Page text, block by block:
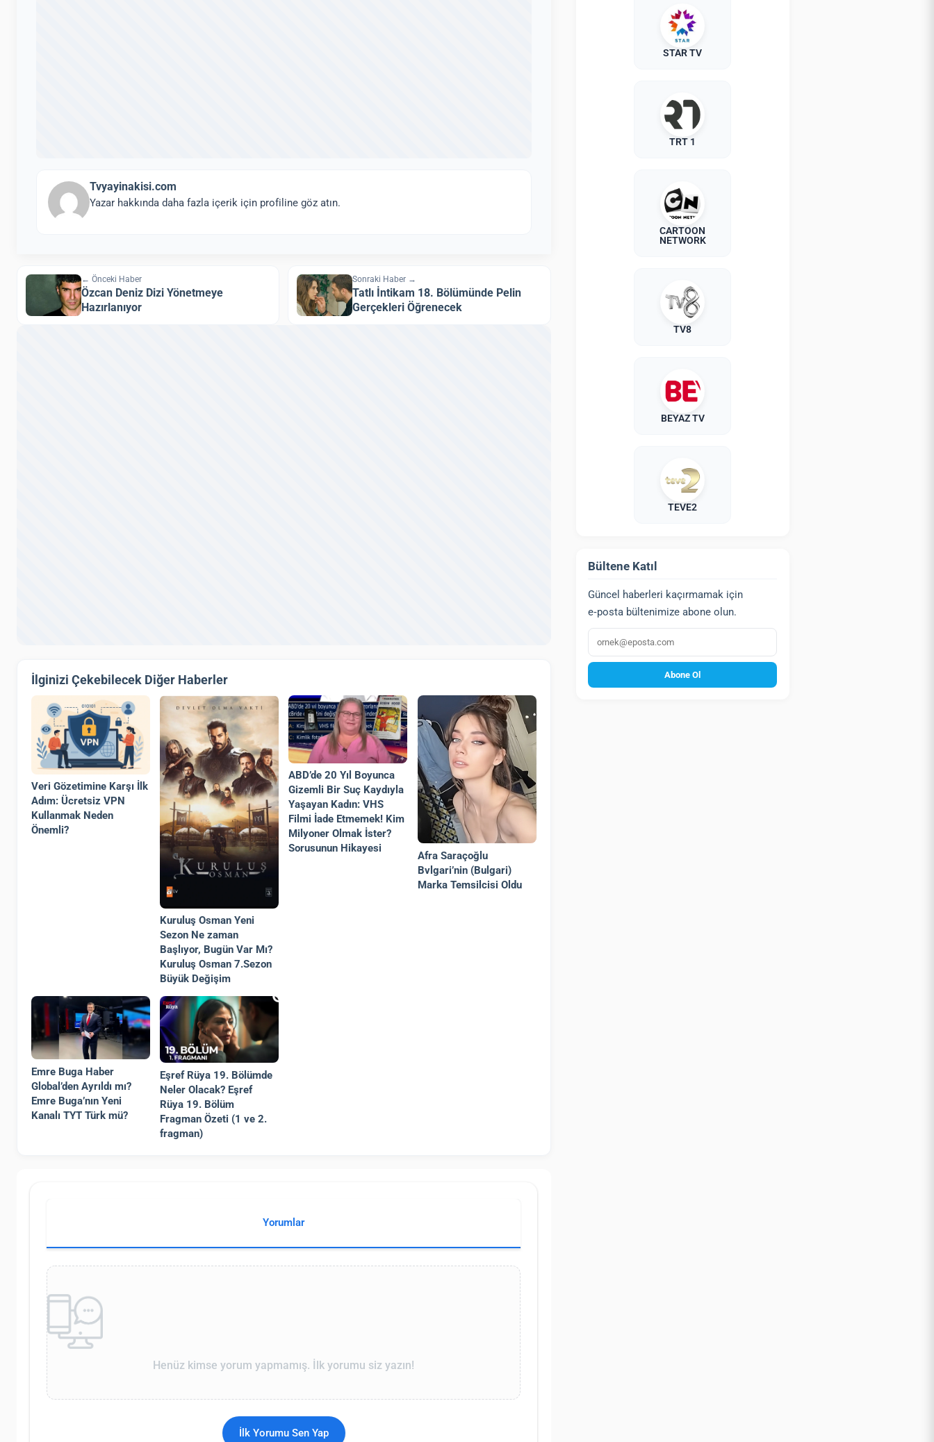
Tvyayinakisi.com
Yazar hakkında daha fazla içerik için profiline göz atın.
← Önceki Haber
Özcan Deniz Dizi Yönetmeye
Hazırlanıyor
Sonraki Haber →
Tatlı İntikam 18. Bölümünde Pelin
Gerçekleri Öğrenecek
İlginizi Çekebilecek Diğer Haberler
Veri Gözetimine Karşı İlk
Adım: Ücretsiz VPN
Kullanmak Neden
Önemli?
Kuruluş Osman Yeni
Sezon Ne zaman
Başlıyor, Bugün Var Mı?
Kuruluş Osman 7.Sezon
Büyük Değişim
ABD’de 20 Yıl Boyunca
Gizemli Bir Suç Kaydıyla
Yaşayan Kadın: VHS
Filmi İade Etmemek! Kim
Milyoner Olmak İster?
Sorusunun Hikayesi
Afra Saraçoğlu
Bvlgari’nin (Bulgari)
Marka Temsilcisi Oldu
Emre Buga Haber
Global’den Ayrıldı mı?
Emre Buga’nın Yeni
Kanalı TYT Türk mü?
Eşref Rüya 19. Bölümde
Neler Olacak? Eşref
Rüya 19. Bölüm
Fragman Özeti (1 ve 2.
fragman)
Yorumlar
Henüz kimse yorum yapmamış. İlk yorumu siz yazın!
İlk Yorumu Sen Yap
STAR TV
TRT 1
CARTOON
NETWORK
TV8
BEYAZ TV
TEVE2
Bültene Katıl
Güncel haberleri kaçırmamak için
e‑posta bültenimize abone olun.
E‑posta
Abone Ol